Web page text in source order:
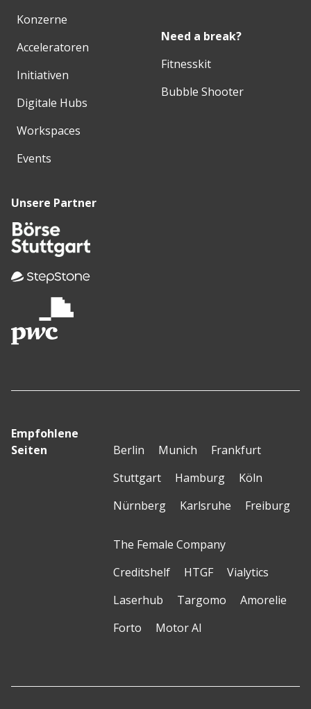
Konzerne
Acceleratoren
Initiativen
Digitale Hubs
Workspaces
Events
Need a break?
Fitnesskit
Bubble Shooter
Unsere Partner
Empfohlene
Seiten
Berlin Munich
Frankfurt
Stuttgart
Hamburg
Köln
Nürnberg
Karlsruhe Freiburg
The Female Company
Creditshelf
HTGF
Vialytics
Laserhub
Targomo
Amorelie
Forto
Motor AI